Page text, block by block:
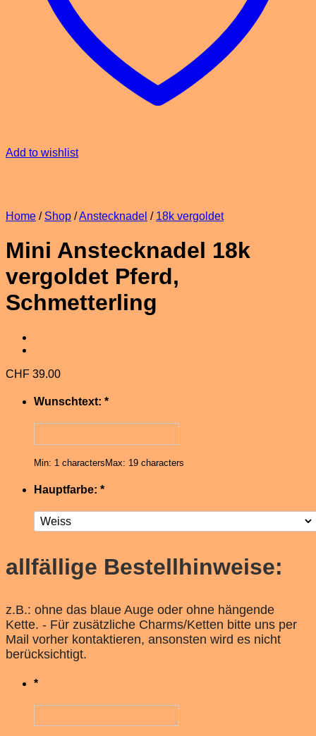
Add to wishlist
Home / Shop /Anstecknadel / 18k vergoldet
Mini Anstecknadel 18k
vergoldet Pferd,
Schmetterling
CHF 39.00
Wunschtext: *
Min: 1 charactersMax: 19 characters
Hauptfarbe: *
allfällige Bestellhinweise:
z.B.: ohne das blaue Auge oder ohne hängende
Kette. - Für zusätzliche Charms/Ketten bitte uns per
Mail vorher kontaktieren, ansonsten wird es nicht
berücksichtigt.
*